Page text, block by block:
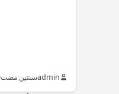
adminسنتين مضت